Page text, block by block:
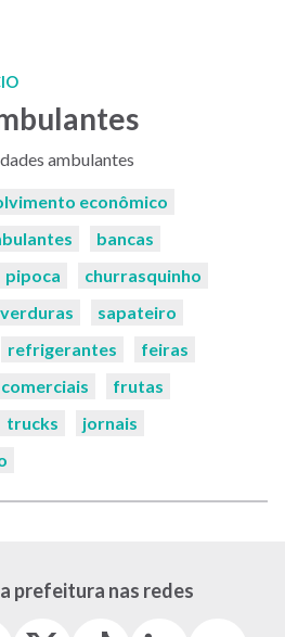
ambulantes
econômico
bancas
pipoca
churrasquinho
verduras
sapateiro
refrigerantes
feiras
comerciais
frutas
trucks
jornais
prefeitura nas redes
Tiktok
LinkedIn